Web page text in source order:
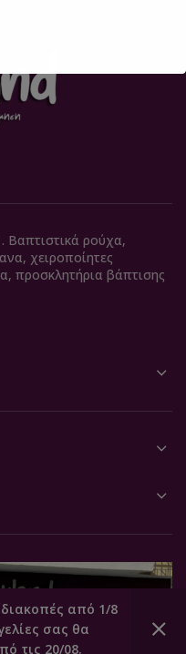
από 1/8
σας θα
τις 20/08.
Βαπτιστικά ρούχα,
χειροποίητες
προσκλητήρια βάπτισης